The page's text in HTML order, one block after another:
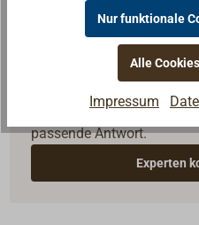
Fragen zum
Seglerinnen. Wir
passende Antwort.
Experten
Nur funktionale
Alle
Impressum